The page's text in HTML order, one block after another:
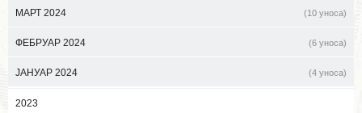
МАРТ 2024 (10 уноса)
ФЕБРУАР 2024 (6 уноса)
ЈАНУАР 2024 (4 уноса)
2023